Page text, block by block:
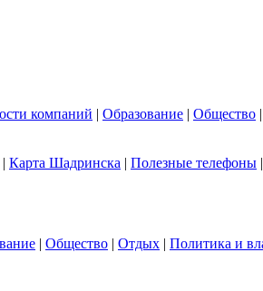
компаний | Образование | Общество |
| Карта Шадринска | Полезные телефоны |
| Общество | Отдых | Политика и